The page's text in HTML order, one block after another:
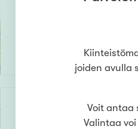
joiden avulla
Voit antaa
Valintaa